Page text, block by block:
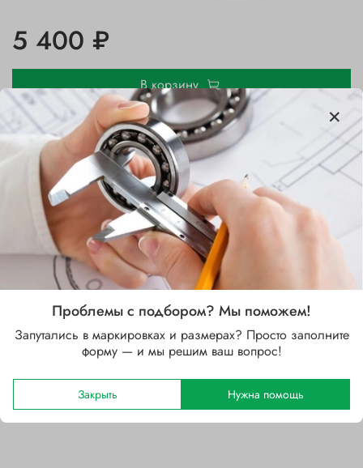
В избранное Добавить в сравнение
5 400 ₽
В корзину
Купить в 1 клик
Характеристики
Бренд
Отзывы
Проблемы с подбором? Мы поможем!
Запутались в маркировках и размерах? Просто заполните
форму — и мы решим ваш вопрос!
Закрыть Нужна помощь